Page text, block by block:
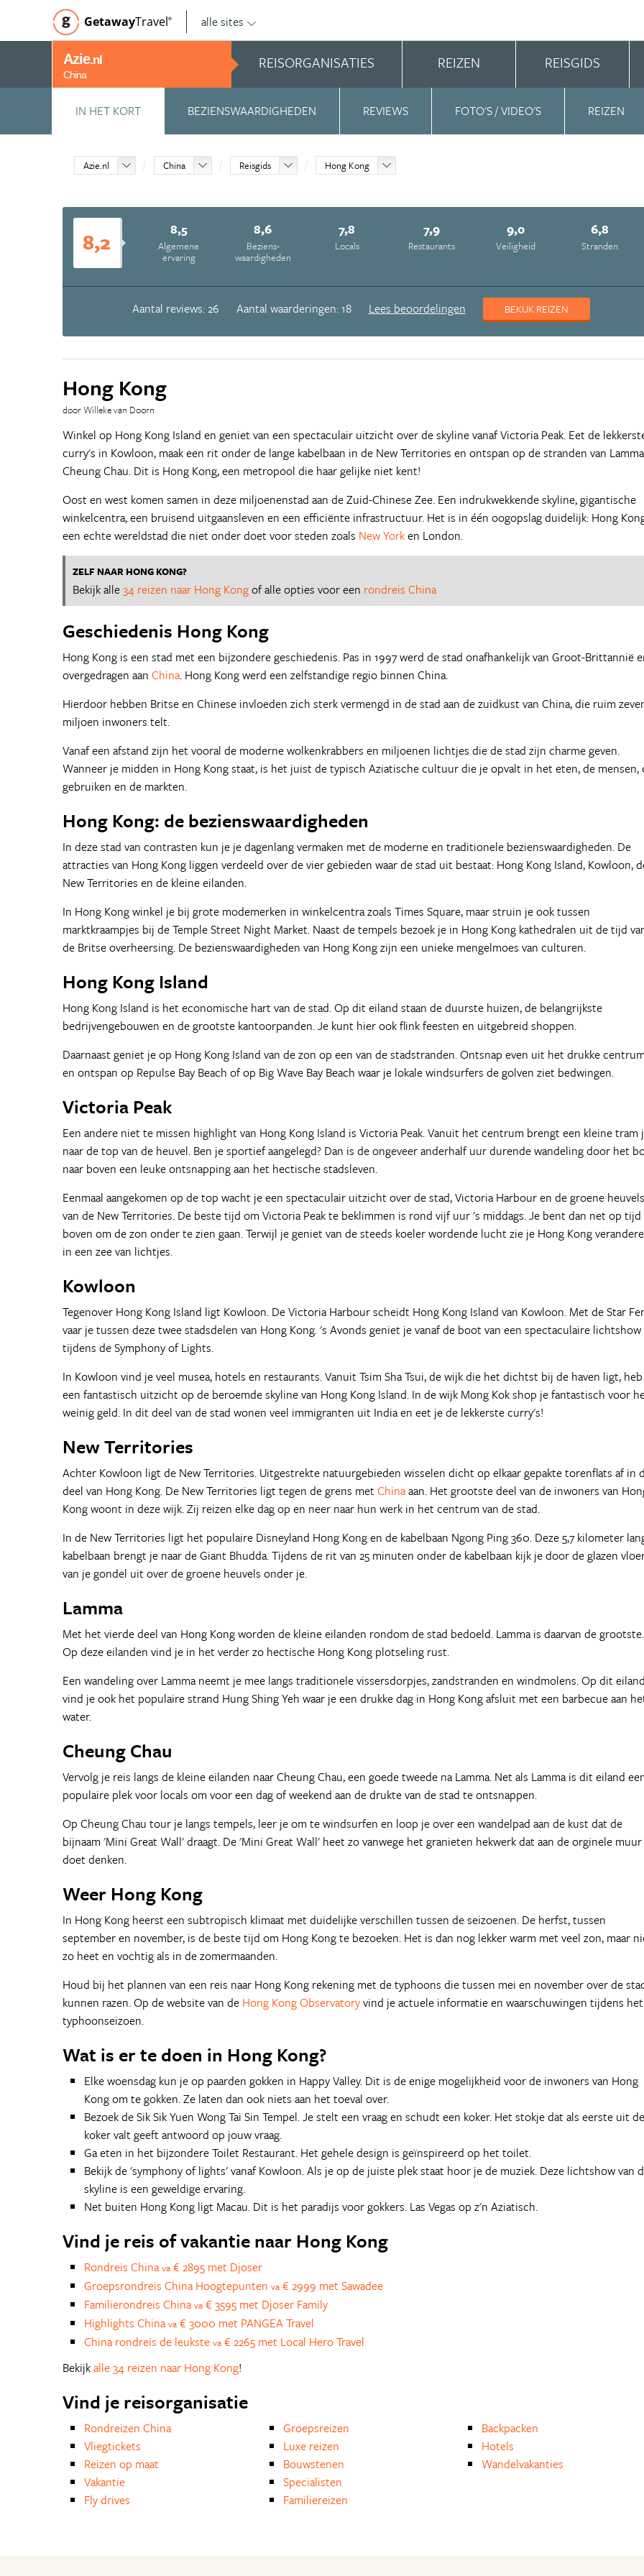
GetawayTravel© alle sites
Azie.nl
China
REISORGANISATIES REIZEN REISGIDS
IN HET KORT BEZIENSWAARDIGHEDEN REVIEWS FOTO'S / VIDEO'S REIZEN
Azie.nl China Reisgids Hong Kong
8,2 8,5
Algemene
ervaring
8,6
Beziens­
waardigheden
7,8
Locals
7,9
Restaurants
9,0
Veiligheid
6,8
Stranden
Aantal reviews: 26 Aantal waarderingen: 18 Lees beoordelingen BEKIJK REIZEN
Hong Kong
door Willeke van Doorn
Winkel op Hong Kong Island en geniet van een spectaculair uitzicht over de skyline vanaf Victoria Peak. Eet de
curry's in Kowloon, maak een rit onder de lange kabelbaan in de New Territories en ontspan op de stranden van
Cheung Chau. Dit is Hong Kong, een metropool die haar gelijke niet kent!
Oost en west komen samen in deze miljoenenstad aan de Zuid-Chinese Zee. Een indrukwekkende skyline, gigantische
winkelcentra, een bruisend uitgaansleven en een efficiënte infrastructuur. Het is in één oogopslag duidelijk: Hong
een echte wereldstad die niet onder doet voor steden zoals New Yorken London.
ZELF NAAR HONG KONG?
Bekijk alle34 reizen naar Hong Kongof alle opties voor een rondreis China
Geschiedenis Hong Kong
Hong Kong is een stad met een bijzondere geschiedenis. Pas in 1997 werd de stad onafhankelijk van Groot-Brittannië
overgedragen aan China. Hong Kong werd een zelfstandige regio binnen China.
Hierdoor hebben Britse en Chinese invloeden zich sterk vermengd in de stad aan de zuidkust van China, die ruim
miljoen inwoners telt.
Vanaf een afstand zijn het vooral de moderne wolkenkrabbers en miljoenen lichtjes die de stad zijn charme geven.
Wanneer je midden in Hong Kong staat, is het juist de typisch Aziatische cultuur die je opvalt in het eten, de mensen,
gebruiken en de markten.
Hong Kong: de bezienswaardigheden
In deze stad van contrasten kun je je dagenlang vermaken met de moderne en traditionele bezienswaardigheden. De
attracties van Hong Kong liggen verdeeld over de vier gebieden waar de stad uit bestaat: Hong Kong Island, Kowloon,
New Territories en de kleine eilanden.
In Hong Kong winkel je bij grote modemerken in winkelcentra zoals Times Square, maar struin je ook tussen
marktkraampjes bij de Temple Street Night Market. Naast de tempels bezoek je in Hong Kong kathedralen uit de tijd
de Britse overheersing. De bezienswaardigheden van Hong Kong zijn een unieke mengelmoes van culturen.
Hong Kong Island
Hong Kong Island is het economische hart van de stad. Op dit eiland staan de duurste huizen, de belangrijkste
bedrijvengebouwen en de grootste kantoorpanden. Je kunt hier ook flink feesten en uitgebreid shoppen.
Daarnaast geniet je op Hong Kong Island van de zon op een van de stadstranden. Ontsnap even uit het drukke centrum
en ontspan op Repulse Bay Beach of op Big Wave Bay Beach waar je lokale windsurfers de golven ziet bedwingen.
Victoria Peak
Een andere niet te missen highlight van Hong Kong Island is Victoria Peak. Vanuit het centrum brengt een kleine tram
naar de top van de heuvel. Ben je sportief aangelegd? Dan is de ongeveer anderhalf uur durende wandeling door het
naar boven een leuke ontsnapping aan het hectische stadsleven.
Eenmaal aangekomen op de top wacht je een spectaculair uitzicht over de stad, Victoria Harbour en de groene heuvels
van de New Territories. De beste tijd om Victoria Peak te beklimmen is rond vijf uur 's middags. Je bent dan net op tijd
boven om de zon onder te zien gaan. Terwijl je geniet van de steeds koeler wordende lucht zie je Hong Kong
in een zee van lichtjes.
Kowloon
Tegenover Hong Kong Island ligt Kowloon. De Victoria Harbour scheidt Hong Kong Island van Kowloon. Met de Star
vaar je tussen deze twee stadsdelen van Hong Kong. 's Avonds geniet je vanaf de boot van een spectaculaire lichtshow
tijdens de Symphony of Lights.
In Kowloon vind je veel musea, hotels en restaurants. Vanuit Tsim Sha Tsui, de wijk die het dichtst bij de haven ligt,
een fantastisch uitzicht op de beroemde skyline van Hong Kong Island. In de wijk Mong Kok shop je fantastisch voor
weinig geld. In dit deel van de stad wonen veel immigranten uit India en eet je de lekkerste curry's!
New Territories
Achter Kowloon ligt de New Territories. Uitgestrekte natuurgebieden wisselen dicht op elkaar gepakte torenflats af in
deel van Hong Kong. De New Territories ligt tegen de grens met Chinaaan. Het grootste deel van de inwoners van
Kong woont in deze wijk. Zij reizen elke dag op en neer naar hun werk in het centrum van de stad.
In de New Territories ligt het populaire Disneyland Hong Kong en de kabelbaan Ngong Ping 360. Deze 5,7 kilometer
kabelbaan brengt je naar de Giant Bhudda. Tijdens de rit van 25 minuten onder de kabelbaan kijk je door de glazen
van je gondel uit over de groene heuvels onder je.
Lamma
Met het vierde deel van Hong Kong worden de kleine eilanden rondom de stad bedoeld. Lamma is daarvan de grootste.
Op deze eilanden vind je in het verder zo hectische Hong Kong plotseling rust.
Een wandeling over Lamma neemt je mee langs traditionele vissersdorpjes, zandstranden en windmolens. Op dit eiland
vind je ook het populaire strand Hung Shing Yeh waar je een drukke dag in Hong Kong afsluit met een barbecue aan
water.
Cheung Chau
Vervolg je reis langs de kleine eilanden naar Cheung Chau, een goede tweede na Lamma. Net als Lamma is dit eiland
populaire plek voor locals om voor een dag of weekend aan de drukte van de stad te ontsnappen.
Op Cheung Chau tour je langs tempels, leer je om te windsurfen en loop je over een wandelpad aan de kust dat de
bijnaam 'Mini Great Wall' draagt. De 'Mini Great Wall' heet zo vanwege het granieten hekwerk dat aan de orginele muur
doet denken.
Weer Hong Kong
In Hong Kong heerst een subtropisch klimaat met duidelijke verschillen tussen de seizoenen. De herfst, tussen
september en november, is de beste tijd om Hong Kong te bezoeken. Het is dan nog lekker warm met veel zon, maar
zo heet en vochtig als in de zomermaanden.
Houd bij het plannen van een reis naar Hong Kong rekening met de typhoons die tussen mei en november over de
kunnen razen. Op de website van de Hong Kong Observatoryvind je actuele informatie en waarschuwingen tijdens het
typhoonseizoen.
Wat is er te doen in Hong Kong?
Elke woensdag kun je op paarden gokken in Happy Valley. Dit is de enige mogelijkheid voor de inwoners van Hong
Kong om te gokken. Ze laten dan ook niets aan het toeval over.
Bezoek de Sik Sik Yuen Wong Tai Sin Tempel. Je stelt een vraag en schudt een koker. Het stokje dat als eerste uit de
koker valt geeft antwoord op jouw vraag.
Ga eten in het bijzondere Toilet Restaurant. Het gehele design is geïnspireerd op het toilet.
Bekijk de 'symphony of lights' vanaf Kowloon. Als je op de juiste plek staat hoor je de muziek. Deze lichtshow van
skyline is een geweldige ervaring.
Net buiten Hong Kong ligt Macau. Dit is het paradijs voor gokkers. Las Vegas op z'n Aziatisch.
Vind je reis of vakantie naar Hong Kong
Rondreis China va € 2895 met Djoser
Groepsrondreis China Hoogtepunten va € 2999 met Sawadee
Familierondreis China va € 3595 met Djoser Family
Highlights China va € 3000 met PANGEA Travel
China rondreis de leukste va € 2265 met Local Hero Travel
Bekijkalle 34 reizen naar Hong Kong!
Vind je reisorganisatie
Rondreizen China
Vliegtickets
Reizen op maat
Vakantie
Fly drives
Groepsreizen
Luxe reizen
Bouwstenen
Specialisten
Familiereizen
Backpacken
Hotels
Wandelvakanties